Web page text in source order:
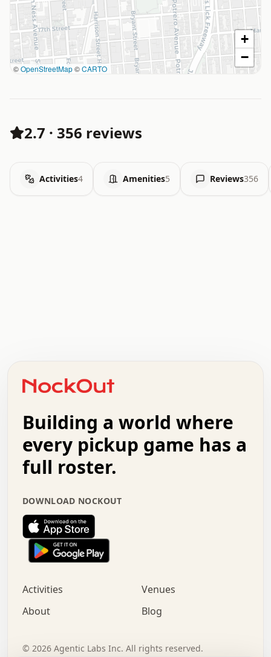
©OpenStreetMap©CARTO
+
−
2.7 · 356 reviews
Activities4 Amenities5 Reviews356
+   .   .   .   .   .   .   .   .   .   +   .   .
.   .   .   .   .   .   .   .   .   .   .   :   .
.   .   .   .   +   .   .   .   .   .   .   .   +
.   :   .   .   .   .   .   .   .   .   o   .   .
.   .   x   .   .   .   .   .   .   :   .   .   o
.   .   .   .   :   .   .   .   .   o   .   .   .
.   .   .   .   .   .   .   :   .   .   .   .   .
.   .   .   .   .   .   .   +   .   .   x   .   .
.   .   .   .   .   :   +   .   .   .   .   .   o
.   .   .   .   .   .   .   .   .   .   .   .   .
.   .   :   o   .   .   .   .   .   .   .   +   .
.   o   .   .   .   .   x   .   .   .   .   .   .
+   .   o   .   .   .   .   o   .   .   .   .
.   +   .   .   .   .   .   .   .   .   :   .   x
.   .   .   .   .   .   .   .   .   .   .   .   .   .
Building a world where
every pickup game has a
full roster.
DOWNLOAD NOCKOUT
Activities
Venues
About
Blog
© 2026 Agentic Labs Inc. All rights reserved.